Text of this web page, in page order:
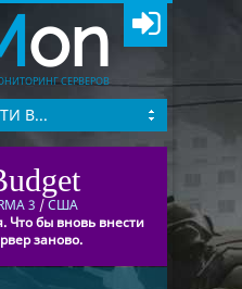
on
СЕРВЕРОВ
В...
3 /США
Что бы вновь внести
заново.